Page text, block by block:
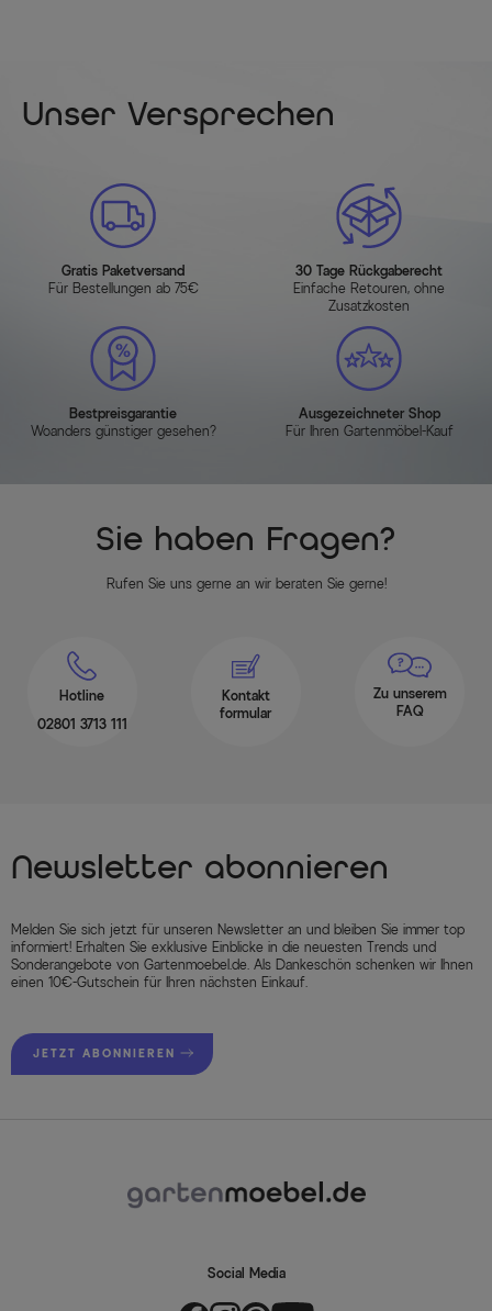
Unser Versprechen
Gratis Paketversand
Für Bestellungen ab 75€
30 Tage Rückgaberecht
Einfache Retouren, ohne
Zusatzkosten
Bestpreisgarantie
Woanders günstiger gesehen?
Ausgezeichneter Shop
Für Ihren Gartenmöbel-Kauf
Sie haben Fragen?
Rufen Sie uns gerne an wir beraten Sie gerne!
Hotline
02801 3713 111
Kontakt
formular
Zu unserem
FAQ
Newsletter abonnieren
Melden Sie sich jetzt für unseren Newsletter an und bleiben Sie immer top
informiert! Erhalten Sie exklusive Einblicke in die neuesten Trends und
Sonderangebote von Gartenmoebel.de. Als Dankeschön schenken wir Ihnen
einen 10€-Gutschein für Ihren nächsten Einkauf.
JETZT ABONNIEREN
Social Media